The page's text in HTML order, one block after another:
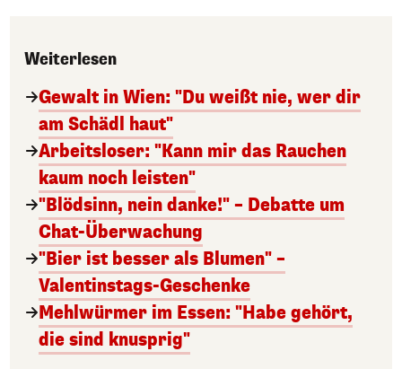
Weiterlesen
Gewalt in Wien: "Du weißt nie, wer dir
am Schädl haut"
Arbeitsloser: "Kann mir das Rauchen
kaum noch leisten"
"Blödsinn, nein danke!" – Debatte um
Chat-Überwachung
"Bier ist besser als Blumen" –
Valentinstags-Geschenke
Mehlwürmer im Essen: "Habe gehört,
die sind knusprig"